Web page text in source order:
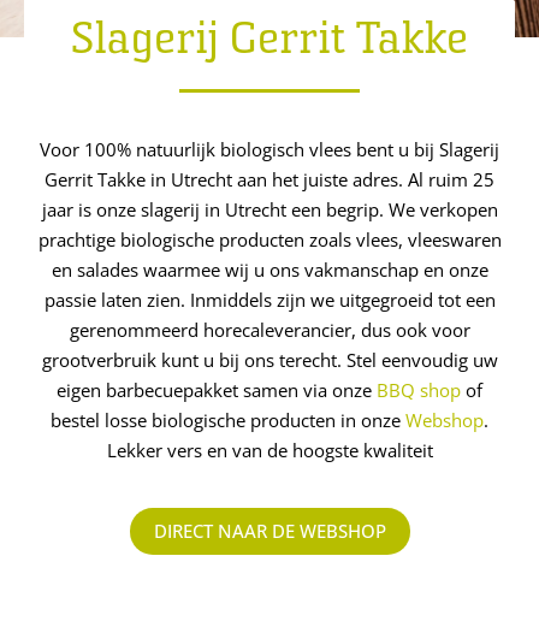
Slagerij Gerrit Takke
Voor 100% natuurlijk biologisch vlees bent u bij Slagerij
Gerrit Takke in Utrecht aan het juiste adres. Al ruim 25
jaar is onze slagerij in Utrecht een begrip. We verkopen
prachtige biologische producten zoals vlees, vleeswaren
en salades waarmee wij u ons vakmanschap en onze
passie laten zien. Inmiddels zijn we uitgegroeid tot een
gerenommeerd ­horecaleverancier, dus ook voor
grootverbruik kunt u bij ons terecht. Stel eenvoudig uw
eigen barbecuepakket samen via onze BBQ shop of
bestel losse biologische producten in onze Webshop.
Lekker vers en van de hoogste kwaliteit
DIRECT NAAR DE WEBSHOP